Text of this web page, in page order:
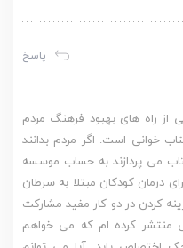
پاسخ
راه های بهبود فرهنگ مردم
خوانی است. اگر مردم بدانند
می پردازند به حساب موسسه
درمان کودکان مبتلا به سرطان
کردن در دو کار مفید مشارکت
منتشر کرده ام که می خواهم